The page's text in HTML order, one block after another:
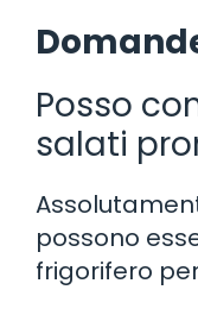
Posso
salati
possono
frigorifero